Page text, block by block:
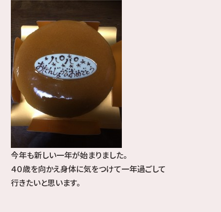
今年も新しい一年が始まりました。
４０歳を向かえ身体に気をつけて一年過ごして
行きたいと思います。